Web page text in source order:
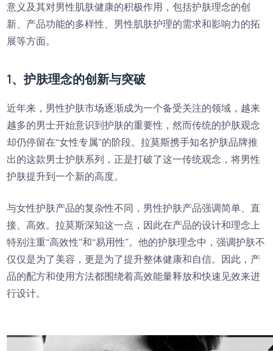
意义及其对男性肌肤健康的积极作用，包括护肤理念的创
新、产品功能的多样性、男性肌肤护理的需求和影响力的拓
展等方面。
1、护肤理念的创新与突破
近年来，男性护肤市场逐渐成为一个备受关注的领域，越来
越多的男士开始意识到护肤的重要性，然而传统的护肤观念
却仍停留在“女性专属”的阶段。拉莫斯携手知名护肤品牌推
出的这款男士护肤系列，正是打破了这一传统观念，将男性
护肤提升到一个新的高度。
与女性护肤产品的复杂性不同，男性护肤产品强调简单、直
接、高效。拉莫斯深知这一点，因此在产品的设计和理念上
特别注重“高效性”和“易用性”。他的护肤理念中，强调护肤不
仅仅是为了美容，更是为了提升整体健康和自信。因此，产
品的配方和使用方法都围绕着高效能量释放和快速见效来进
行设计。